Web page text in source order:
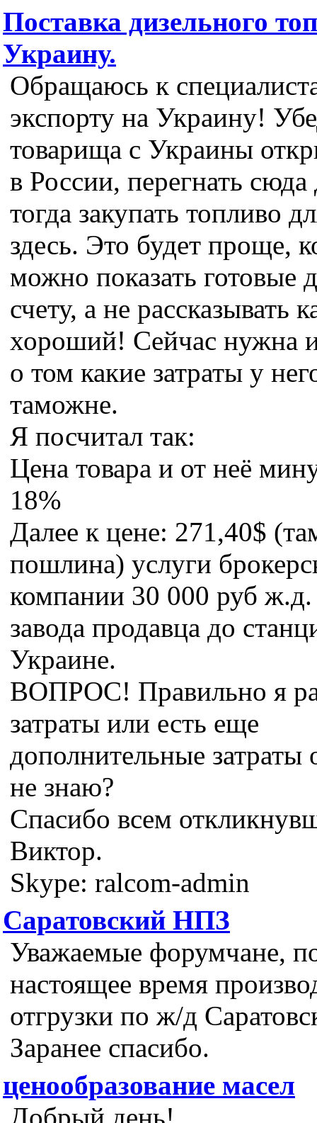
Поставка дизельного
Украину.
Обращаюсь к
экспорту на Украину!
товарища с Украины
в России, перегнать сюда
тогда закупать топливо
здесь. Это будет проще,
можно показать готовые
счету, а не рассказывать
хороший! Сейчас нужна
о том какие затраты у
таможне.
Я посчитал так:
Цена товара и от неё
18%
Далее к цене: 271,40$
пошлина) услуги
компании 30 000 руб ж.д.
завода продавца до
Украине.
ВОПРОС! Правильно я
затраты или есть еще
дополнительные затраты
не знаю?
Спасибо всем
Виктор.
Skype: ralcom-admin
Саратовский НПЗ
Уважаемые форумчане,
настоящее время
отгрузки по ж/д
Заранее спасибо.
ценообразование масел
Добрый день!